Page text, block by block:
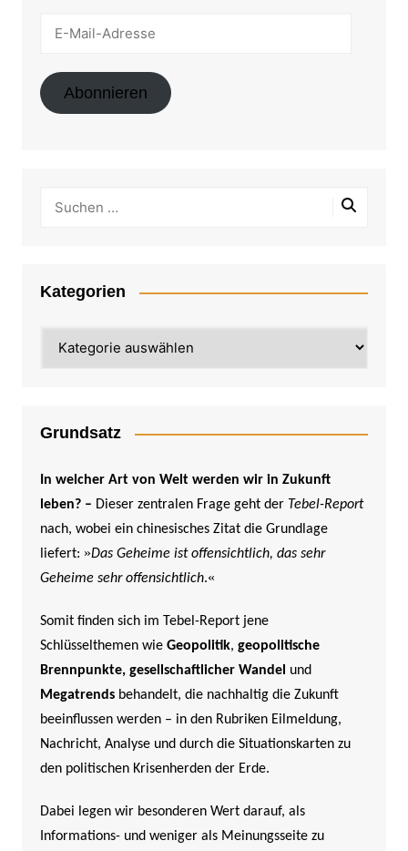
Abonnieren
Kategorien
Grundsatz
In welcher Art von Welt werden wir in Zukunft
leben? – Dieser zentralen Frage geht der Tebel-Report
nach, wobei ein chinesisches Zitat die Grundlage
liefert: »Das Geheime ist offensichtlich, das sehr
Geheime sehr offensichtlich.«
Somit finden sich im Tebel-Report jene
Schlüsselthemen wie Geopolitik, geopolitische
Brennpunkte, gesellschaftlicher Wandel und
Megatrendsbehandelt, die nachhaltig die Zukunft
beeinflussen werden – in den Rubriken Eilmeldung,
Nachricht, Analyse und durch die Situationskarten zu
den politischen Krisenherden der Erde.
Dabei legen wir besonderen Wert darauf, als
Informations- und weniger als Meinungsseite zu